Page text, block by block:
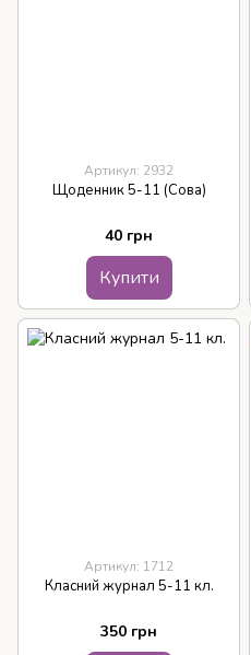
Артикул: 2932
Щоденник 5-11 (Сова)
40 грн
Купити
Артикул: 1712
Класний журнал 5-11 кл.
350 грн